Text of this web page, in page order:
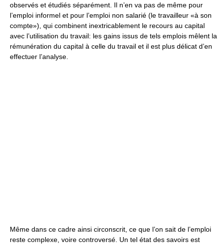
observés et étudiés séparément. Il n’en va pas de même pour
l’emploi informel et pour l’emploi non salarié (le travailleur «à son
compte»), qui combinent inextricablement le recours au capital
avec l’utilisation du travail: les gains issus de tels emplois mêlent la
rémunération du capital à celle du travail et il est plus délicat d’en
effectuer l’analyse.
Même dans ce cadre ainsi circonscrit, ce que l’on sait de l’emploi
reste complexe, voire controversé. Un tel état des savoirs est